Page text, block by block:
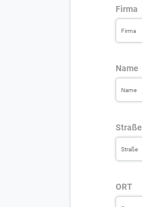
Firma
Name
Straße
ORT